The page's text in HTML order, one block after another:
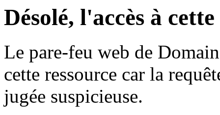
Désolé, l'accès à
Le pare-feu web de
cette ressource car la
jugée suspicieuse.